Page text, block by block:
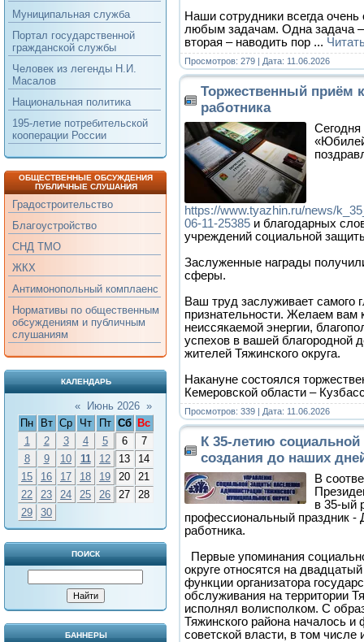
Муниципальная служба
Портал государственной
гражданской службы
Человек из легенды Н.И.
Масалов
Национальная политика
195-летие потребительской
кооперации России
ОБЩЕСТВЕННЫЕ ОБСУЖДЕНИЯ
ПУБЛИЧНЫЕ СЛУШАНИЯ
Градостроительство
Благоустройство
СНД ТМО
ЖКХ
Антимонопольный комплаенс
Нормативы по общественным
обсуждениям и публичным
слушаниям
КАЛЕНДАРЬ
« Июнь 2026 »
Пн
Вт Ср Чт Пт Сб
Вс
1
2 3 4 5 6
7
8
9 10 11 12 13
14
15
16 17 18 19 20
21
22
23 24 25 26 27
28
29
30
ПОИСК
БАННЕРЫ
Наши сотрудники всегда очень
любым задачам. Одна задача
вторая – наводить пор ...
Просмотров: 279 | Дата: 11.06.2026
Торжественный приём
работника
https://www.tyazhin.ru/news/
06-11-25385 и благодарных
учреждений социальной
Заслуженные награды
сферы.
Ваш труд заслуживает самого
признательности. Желаем вам
неиссякаемой энергии,
успехов в вашей благородной
жителей Тяжинского округа.
Накануне состоялся
Кемеровской области –
Просмотров: 339 | Дата: 11.06.2026
К 35-летию
создания до наших
В
в 35-ый
профессиональный праздник -
работника.
Первые упоминания
округе относятся на
функции организатора
обслуживания на территории
исполнял волисполком. С
Тяжинского района началось и
советской власти, в том числе